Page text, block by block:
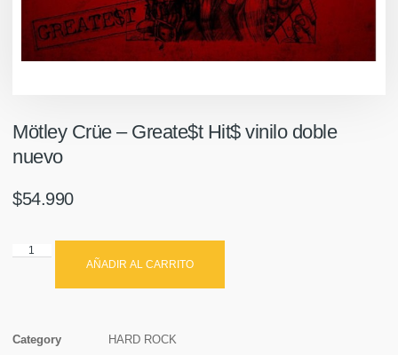
Mötley Crüe ‎– Greate$t Hit$ vinilo doble
nuevo
$54.990
AÑADIR AL CARRITO
Category
HARD ROCK